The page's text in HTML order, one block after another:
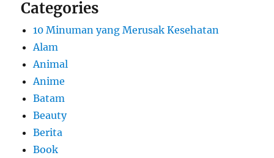
Categories
10 Minuman yang Merusak Kesehatan
Alam
Animal
Anime
Batam
Beauty
Berita
Book